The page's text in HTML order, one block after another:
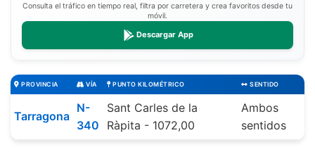
Consulta el tráfico en tiempo real, filtra por carretera y crea favoritos desde tu
móvil.
Descargar App
PROVINCIA VÍA PUNTO KILOMÉTRICO SENTIDO
Tarragona
N-
340
Sant Carles de la
Ràpita - 1072,00
Ambos
sentidos